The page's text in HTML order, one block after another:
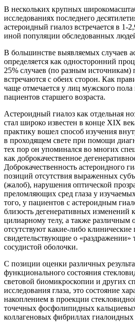
В нескольких крупных
исследованиях последнего
астероидный гиалоз встречается в 1-
иной популяции обследованных
В большинстве выявляемых случаев
определяется как односторонний
25% случаев (по разным
встречаются с обеих сторон. Как
чаще отмечается у лиц мужского пола
пациентов старшего возраста.
Астероидный гиалоз как отдельная
стал широко известен в конце XIX
практику вошел способ изучения
в проходящем свете при помощи
тех пор он упоминался во многих
как доброкачественное
Доброкачественность астероидного
позиций отсутствия выраженных
(жалоб), нарушения оптической
преломляющих сред глаза у
того, у пациентов с астероидным
близость дегенеративных изменений
цилиарному телу, а также различным
отсутствуют какие-либо клинические
свидетельствующие о «раздражении»
сосудистой оболочки.
С позиции оценки различных
функционального состояния
световой биомикроскопии и других
исследования глаза, это состояние
накоплением в проекции
точечных фосфолипидных
коллагеновых фибриллах гиалоидных